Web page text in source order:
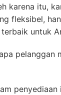
karena itu,
fleksibel,
untuk
pelanggan
penyediaan